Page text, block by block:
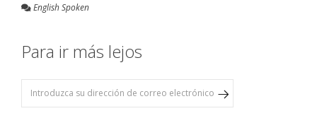
English Spoken
Para ir más lejos